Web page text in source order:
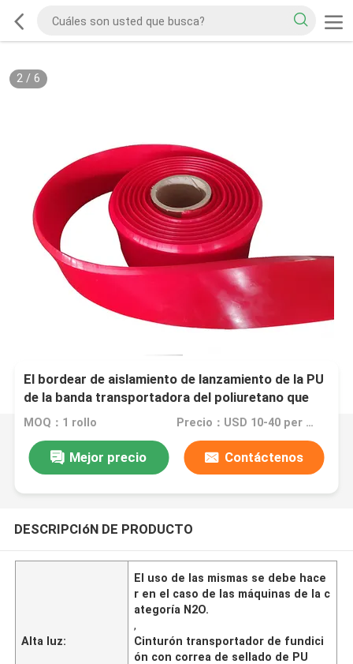
2/ 6
El bordear de aislamiento de lanzamiento de la PU
de la banda transportadora del poliuretano que
bordea
MOQ：1 rollo Precio：USD 10-40 per roll
Mejor precio Contáctenos
DESCRIPCIóN DE PRODUCTO
Alta luz:
El uso de las mismas se debe hace
r en el caso de las máquinas de la c
ategoría N2O.
,
Cinturón transportador de fundici
ón con correa de sellado de PU